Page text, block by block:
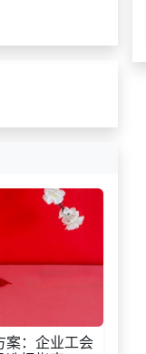
案：企业工会